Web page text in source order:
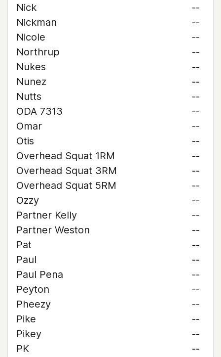
Nick
--
Nickman
--
Nicole
--
Northrup
--
Nukes
--
Nunez
--
Nutts
--
ODA 7313
--
Omar
--
Otis
--
Overhead Squat 1RM
--
Overhead Squat 3RM
--
Overhead Squat 5RM
--
Ozzy
--
Partner Kelly
--
Partner Weston
--
Pat
--
Paul
--
Paul Pena
--
Peyton
--
Pheezy
--
Pike
--
Pikey
--
PK
--